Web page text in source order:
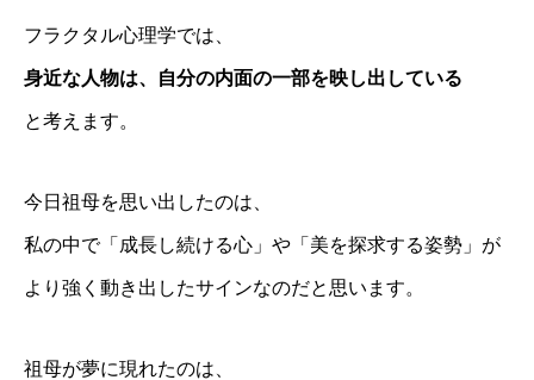
フラクタル心理学では、
身近な人物は、自分の内面の一部を映し出している
と考えます。
今日祖母を思い出したのは、
私の中で「成長し続ける心」や「美を探求する姿勢」が
より強く動き出したサインなのだと思います。
祖母が夢に現れたのは、